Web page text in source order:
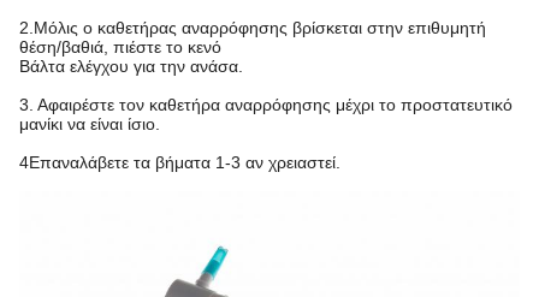
2.Μόλις ο καθετήρας αναρρόφησης βρίσκεται στην επιθυμητή
θέση/βαθιά, πιέστε το κενό
Βάλτα ελέγχου για την ανάσα.
3. Αφαιρέστε τον καθετήρα αναρρόφησης μέχρι το προστατευτικό
μανίκι να είναι ίσιο.
4Επαναλάβετε τα βήματα 1-3 αν χρειαστεί.